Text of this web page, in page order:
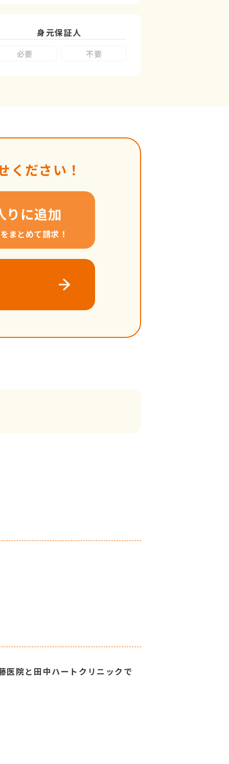
身元保証人
必要 不要
ください！
りに追加
まとめて請求！
医院と田中ハートクリニックで